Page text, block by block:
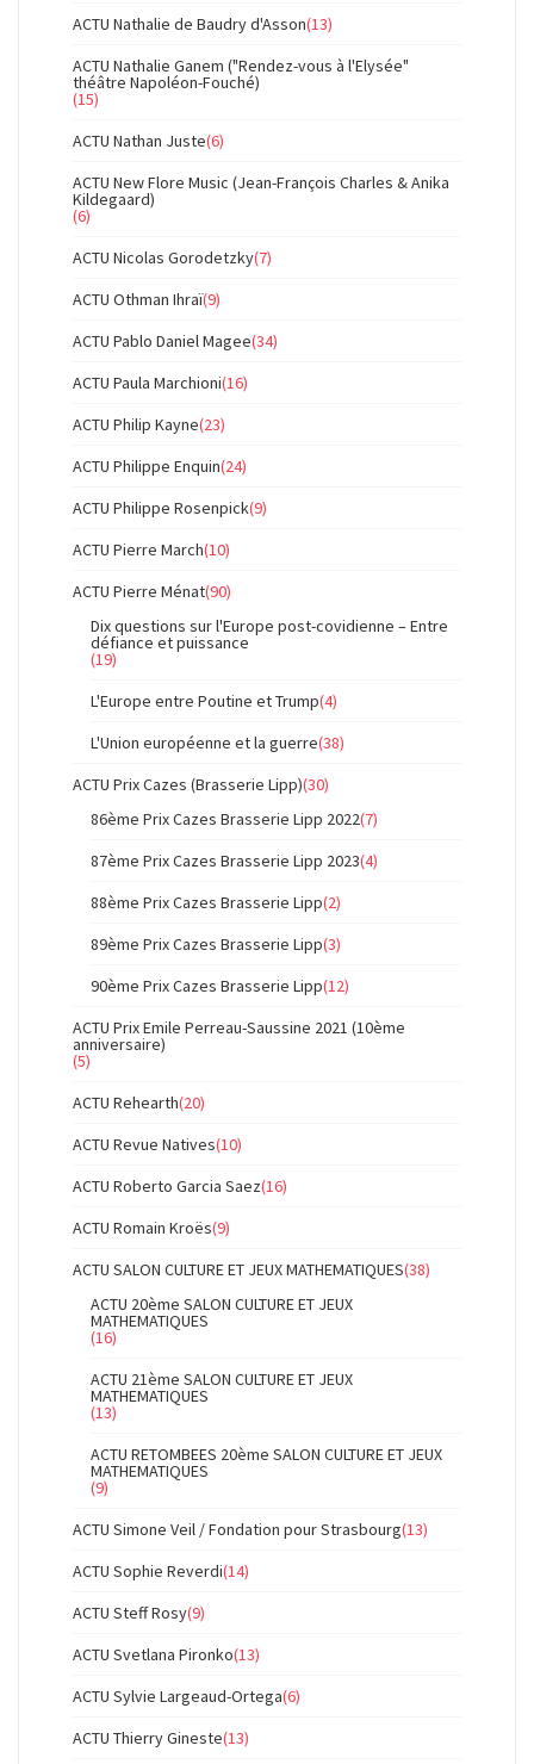
ACTU Nathalie de Baudry d'Asson(13)
ACTU Nathalie Ganem ("Rendez-vous à l'Elysée"
théâtre Napoléon-Fouché)
(15)
ACTU Nathan Juste(6)
ACTU New Flore Music (Jean-François Charles & Anika
Kildegaard)
(6)
ACTU Nicolas Gorodetzky(7)
ACTU Othman Ihraï(9)
ACTU Pablo Daniel Magee(34)
ACTU Paula Marchioni(16)
ACTU Philip Kayne(23)
ACTU Philippe Enquin(24)
ACTU Philippe Rosenpick(9)
ACTU Pierre March(10)
ACTU Pierre Ménat(90)
Dix questions sur l'Europe post-covidienne – Entre
défiance et puissance
(19)
L'Europe entre Poutine et Trump(4)
L'Union européenne et la guerre(38)
ACTU Prix Cazes (Brasserie Lipp)(30)
86ème Prix Cazes Brasserie Lipp 2022(7)
87ème Prix Cazes Brasserie Lipp 2023(4)
88ème Prix Cazes Brasserie Lipp(2)
89ème Prix Cazes Brasserie Lipp(3)
90ème Prix Cazes Brasserie Lipp(12)
ACTU Prix Emile Perreau-Saussine 2021 (10ème
anniversaire)
(5)
ACTU Rehearth(20)
ACTU Revue Natives(10)
ACTU Roberto Garcia Saez(16)
ACTU Romain Kroës(9)
ACTU SALON CULTURE ET JEUX MATHEMATIQUES(38)
ACTU 20ème SALON CULTURE ET JEUX
MATHEMATIQUES
(16)
ACTU 21ème SALON CULTURE ET JEUX
MATHEMATIQUES
(13)
ACTU RETOMBEES 20ème SALON CULTURE ET JEUX
MATHEMATIQUES
(9)
ACTU Simone Veil / Fondation pour Strasbourg(13)
ACTU Sophie Reverdi(14)
ACTU Steff Rosy(9)
ACTU Svetlana Pironko(13)
ACTU Sylvie Largeaud-Ortega(6)
ACTU Thierry Gineste(13)